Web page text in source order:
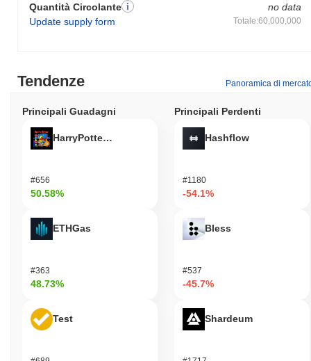
Quantità Circolante
Update supply form
no data
Totale:60,000,000
Tendenze Panoramica di
Principali Guadagni
HarryPotterObamaSonic10Inu (ETH)
#656
50.58%
ETHGas
#363
48.73%
Test
Principali Perdenti
Hashflow
#1180
-54.1%
Bless
#537
-45.7%
Shardeum